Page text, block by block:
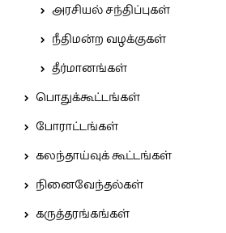
அரசியல் சந்திப்புகள்
நீதிமன்ற வழக்குகள்
தீர்மானங்கள்
பொதுக்கூட்டங்கள்
போராட்டங்கள்
கலந்தாய்வுக் கூட்டங்கள்
நினைவேந்தல்கள்
கருத்தரங்கங்கள்